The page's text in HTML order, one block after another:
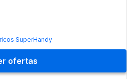
SuperHandy
ofertas